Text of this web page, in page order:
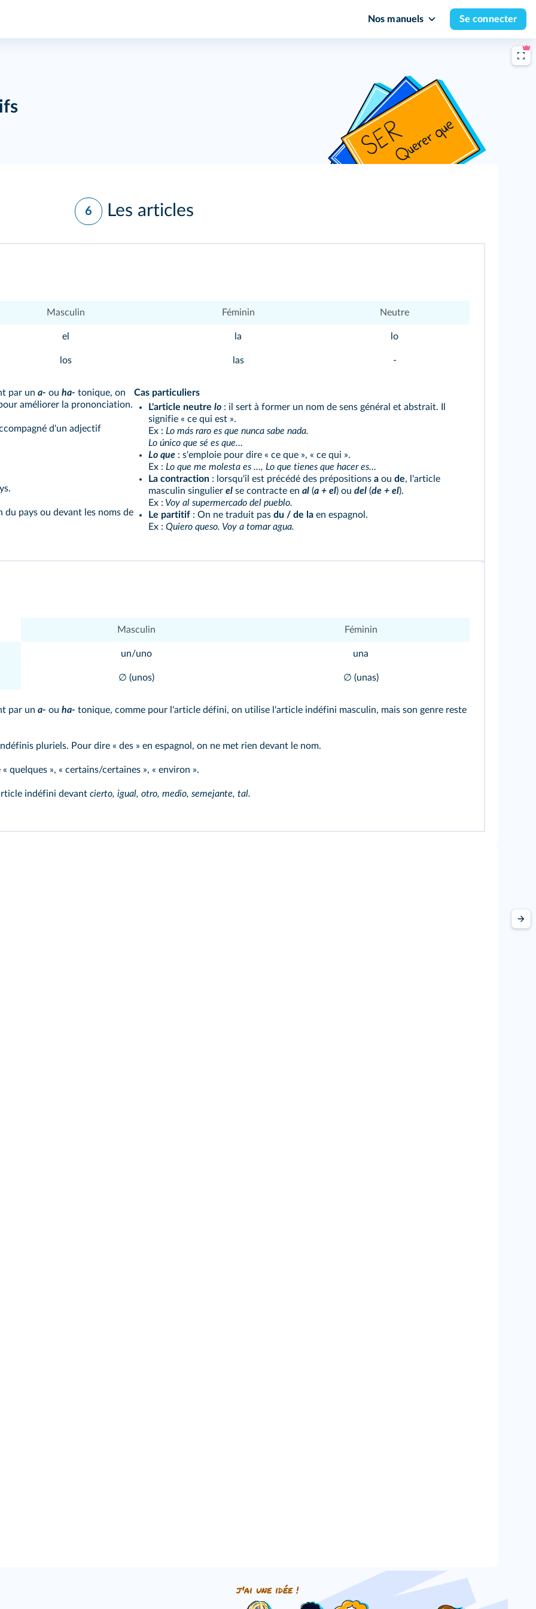
Nos manuels Se connecter
6 Les articles
Masculin Féminin Neutre
el la lo
los las -
par un a- ou ha- tonique, on
améliorer la prononciation.
d'un adjectif
du pays ou devant les noms de
Cas particuliers
L'article neutre lo : il sert à former un nom de sens général et abstrait. Il
signifie « ce qui est ».
Ex : Lo más raro es que nunca sabe nada.
Lo único que sé es que…
Lo que : s'emploie pour dire « ce que », « ce qui ».
Ex : Lo que me molesta es …, Lo que tienes que hacer es…
La contraction : lorsqu'il est précédé des prépositions a ou de, l'article
masculin singulier el se contracte en al (a + el) ou del (de + el).
Ex : Voy al supermercado del pueblo.
Le partitif : On ne traduit pas du / de la en espagnol.
Ex : Quiero queso. Voy a tomar agua.
Masculin Féminin
un/uno una
∅ (unos) ∅ (unas)
par un a- ou ha- tonique, comme pour l'article défini, on utilise l'article indéfini masculin, mais son genre reste
pluriels. Pour dire « des » en espagnol, on ne met rien devant le nom.
quelques », « certains/certaines », « environ ».
indéfini devant cierto, igual, otro, medio, semejante, tal.
j'ai une idée !